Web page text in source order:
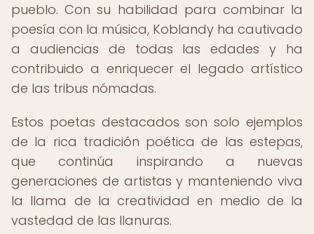
pueblo. Con su habilidad para combinar la
poesía con la música, Koblandy ha cautivado
a audiencias de todas las edades y ha
contribuido a enriquecer el legado artístico
de las tribus nómadas.
Estos poetas destacados son solo ejemplos
de la rica tradición poética de las estepas,
que continúa inspirando a nuevas
generaciones de artistas y manteniendo viva
la llama de la creatividad en medio de la
vastedad de las llanuras.